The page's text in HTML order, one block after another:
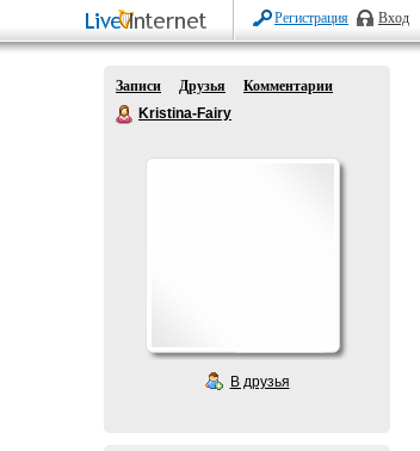
Регистрация Вход
Записи Друзья
Комментарии
Kristina-Fairy
В друзья